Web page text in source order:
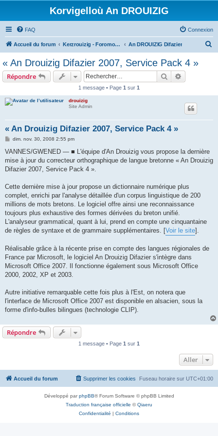
Korvigelloù An DROUIZIG
FAQ Connexion
Accueil du forum Kerzrouizig - Foromoù An Drouizig An DROUIZIG Difazier
« An Drouizig Difazier 2007, Service Pack 4 »
Répondre Rechercher
1 message • Page 1 sur 1
drouizig
Site Admin
« An Drouizig Difazier 2007, Service Pack 4 »
M
s
a
g
dim. nov. 30, 2008 2:55 pm
VANNES/GWENED — ■ L'équipe d'An Drouizig vous propose la dernière
mise à jour du correcteur orthographique de langue bretonne « An Drouizig
Difazier 2007, Service Pack 4 ».
Cette dernière mise à jour propose un dictionnaire numérique plus
complet, enrichi par l'analyse détaillée d'un corpus linguistique de 200
millions de mots bretons. Le logiciel offre ainsi une reconnaissance
toujours plus exhaustive des formes dérivées du breton unifié.
L'analyseur grammatical, quant à lui, prend en compte une cinquantaine
de règles de syntaxe et de grammaire supplémentaires. [Voir le site].
Réalisable grâce à la récente prise en compte des langues régionales de
France par Microsoft, le logiciel An Drouizig Difazier s'intègre dans
Microsoft Office 2007. Il fonctionne également sous Microsoft Office
2000, 2002, XP et 2003.
Autre initiative remarquable cette fois plus à l'Est, on notera que
l'interface de Microsoft Office 2007 est disponible en alsacien, sous la
forme d'info-bulles bilingues (technologie CLIP).
Répondre
1 message • Page 1 sur 1
Aller
Accueil du forum Fuseau horaire sur UTC+01:00
Supprimer les cookies
Développé parphpBB® Forum Software © phpBB Limited
Traduction française officielle ©Qiaeru
Confidentialité | Conditions